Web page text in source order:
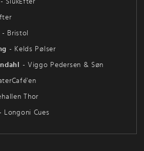
- Bristol
- Kelds Pølser
-Viggo Pedersen & Søn
Thor
Longoni Cues